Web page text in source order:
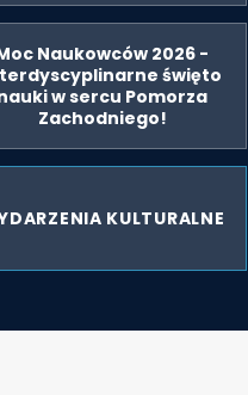
Naukowców 2026 -
święto
w sercu Pomorza
Zachodniego!
KULTURALNE